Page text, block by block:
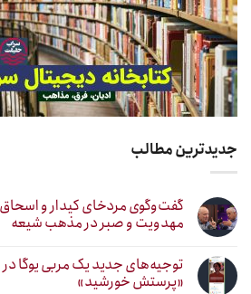
جدیدترین مطالب
گفت‌وگوی مردخای کیدار و اسحاق
مهدویت و صبر در مذهب شیعه
توجیه‌های جدید یک مربی یوگا در
«پرستش خورشید»